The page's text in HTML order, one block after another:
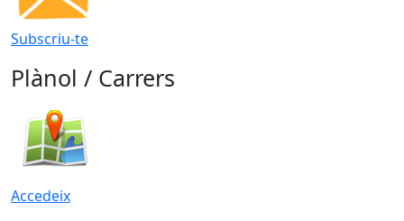
Subscriu-te
Plànol / Carrers
Accedeix